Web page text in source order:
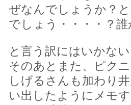
ぜなんでしょうか？
でしょう・・・・？誰
と言う訳にはいかない
そのあとまた、ピク
しげるさんも加わり
い出したようにメモ